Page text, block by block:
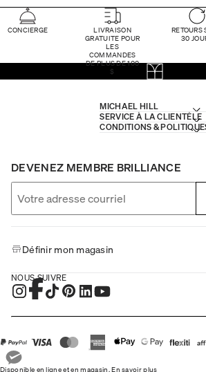
CONCIERGE
LIVRAISON
GRATUITE POUR
LES
COMMANDES
DE PLUS DE 100
$
RETOURS
30
MICHAEL HILL
SERVICE À LA CLIENTÈLE
CONDITIONS &
DEVENEZ MEMBRE BRILLIANCE
Définir mon magasin
NOUS SUIVRE
Disponible en ligne et en magasin.En savoir plus